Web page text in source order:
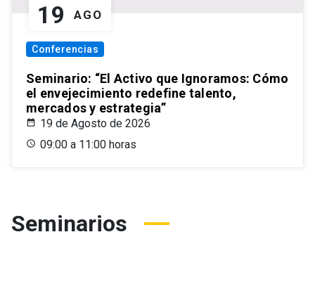
19 AGO
Conferencias
Seminario: “El Activo que Ignoramos: Cómo
el envejecimiento redefine talento,
mercados y estrategia”
19 de Agosto de 2026
09:00 a 11:00 horas
Seminarios